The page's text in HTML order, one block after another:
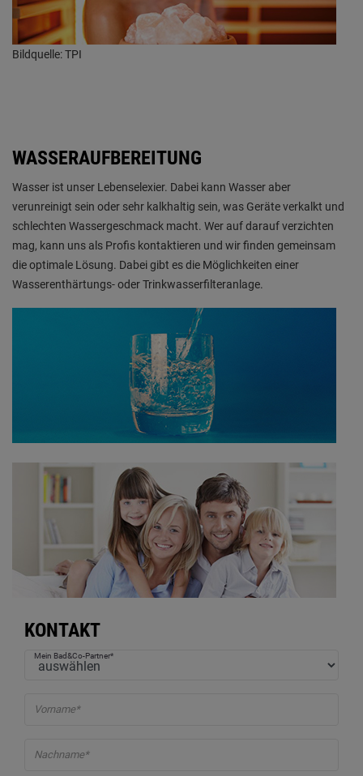
Bildquelle: TPI
WASSERAUFBEREITUNG
Wasser ist unser Lebenselexier. Dabei kann Wasser aber
verunreinigt sein oder sehr kalkhaltig sein, was Geräte verkalkt und
schlechten Wassergeschmack macht. Wer auf darauf verzichten
mag, kann uns als Profis kontaktieren und wir finden gemeinsam
die optimale Lösung. Dabei gibt es die Möglichkeiten einer
Wasserenthärtungs- oder Trinkwasserfilteranlage.
KONTAKT
Mein Bad&Co-Partner*
Vorname*
Nachname*